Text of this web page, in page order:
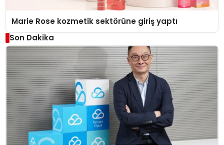
Marie Rose kozmetik sektörüne giriş yaptı
Son Dakika